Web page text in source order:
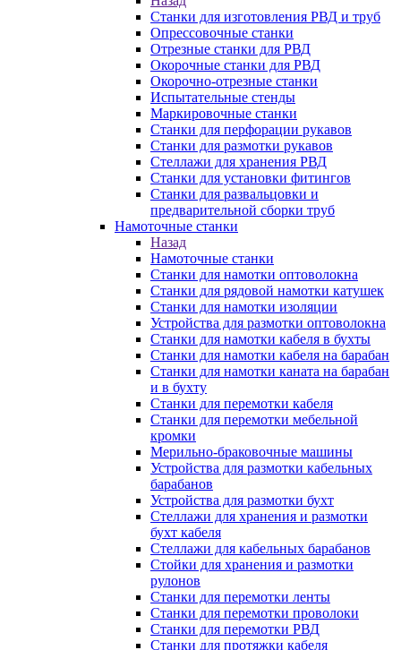
Станки для изготовления РВД и труб
Опрессовочные станки
Отрезные станки для РВД
Окорочные станки для РВД
Окорочно-отрезные станки
Испытательные стенды
Маркировочные станки
Станки для перфорации рукавов
Станки для размотки рукавов
Стеллажи для хранения РВД
Станки для установки фитингов
Станки для развальцовки и
предварительной сборки труб
Намоточные станки
Назад
Намоточные станки
Станки для намотки оптоволокна
Станки для рядовой намотки катушек
Станки для намотки изоляции
Устройства для размотки оптоволокна
Станки для намотки кабеля в бухты
Станки для намотки кабеля на барабан
Станки для намотки каната на барабан
и в бухту
Станки для перемотки кабеля
Станки для перемотки мебельной
кромки
Мерильно-браковочные машины
Устройства для размотки кабельных
барабанов
Устройства для размотки бухт
Стеллажи для хранения и размотки
бухт кабеля
Стеллажи для кабельных барабанов
Стойки для хранения и размотки
рулонов
Станки для перемотки ленты
Станки для перемотки проволоки
Станки для перемотки РВД
Станки для протяжки кабеля